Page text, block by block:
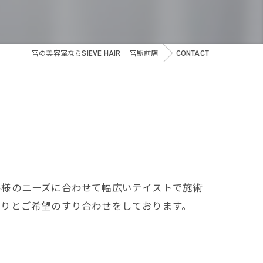
一宮の美容室ならSIEVE HAIR 一宮駅前店 CONTACT
のニーズに合わせて幅広いテイストで施術
とご希望のすり合わせをしております。